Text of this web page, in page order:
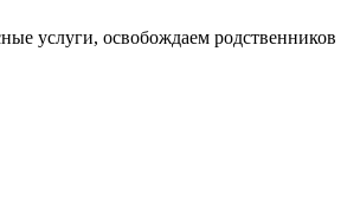
услуги, освобождаем родственников